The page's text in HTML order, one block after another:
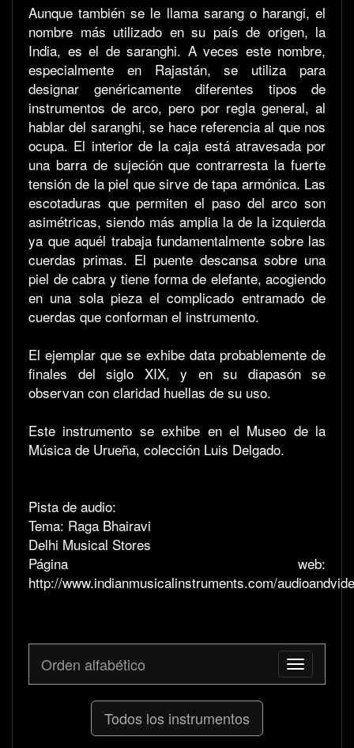
Aunque también se le llama sarang o harangi, el
nombre más utilizado en su país de origen, la
India, es el de saranghi. A veces este nombre,
especialmente en Rajastán, se utiliza para
designar genéricamente diferentes tipos de
instrumentos de arco, pero por regla general, al
hablar del saranghi, se hace referencia al que nos
ocupa. El interior de la caja está atravesada por
una barra de sujeción que contrarresta la fuerte
tensión de la piel que sirve de tapa armónica. Las
escotaduras que permiten el paso del arco son
asimétricas, siendo más amplia la de la izquierda
ya que aquél trabaja fundamentalmente sobre las
cuerdas primas. El puente descansa sobre una
piel de cabra y tiene forma de elefante, acogiendo
en una sola pieza el complicado entramado de
cuerdas que conforman el instrumento.
El ejemplar que se exhibe data probablemente de
finales del siglo XIX, y en su diapasón se
observan con claridad huellas de su uso.
Este instrumento se exhibe en el Museo de la
Música de Urueña, colección Luis Delgado.
Pista de audio:
Tema: Raga Bhairavi
Delhi Musical Stores
Página web:
http://www.indianmusicalinstruments.com/
Toggle
navigation
Orden alfabético
Todos los instrumentos